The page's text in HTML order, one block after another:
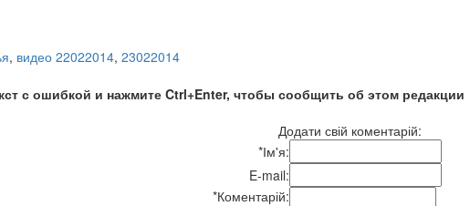
, видео 22022014, 23022014
с ошибкой и нажмите Ctrl+Enter, чтобы сообщить об этом редакции
Додати свій коментарій:
*Ім'я:
E-mail:
*Коментарій: